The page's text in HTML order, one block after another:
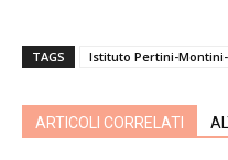
TAGS Istituto Pertini-
ARTICOLI CORRELATI